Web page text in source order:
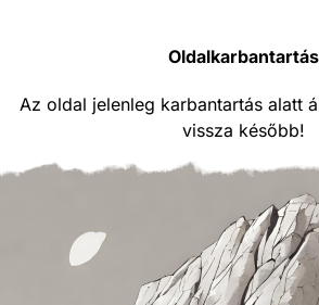
Oldalkarbantartás
Az oldal jelenleg karbantartás alatt
vissza később!